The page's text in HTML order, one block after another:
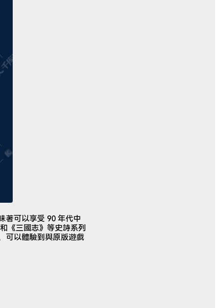
著可以享受 90 年代中
《三國志》等史詩系列
可以體驗到與原版遊戲